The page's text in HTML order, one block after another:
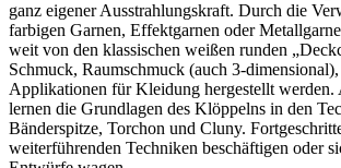
ganz eigener Ausstrahlungskraft. Durch die
farbigen Garnen, Effektgarnen oder
weit von den klassischen weißen runden
Schmuck, Raumschmuck (auch 3-
Applikationen für Kleidung hergestellt werden.
lernen die Grundlagen des Klöppelns in den
Bänderspitze, Torchon und Cluny.
weiterführenden Techniken beschäftigen oder